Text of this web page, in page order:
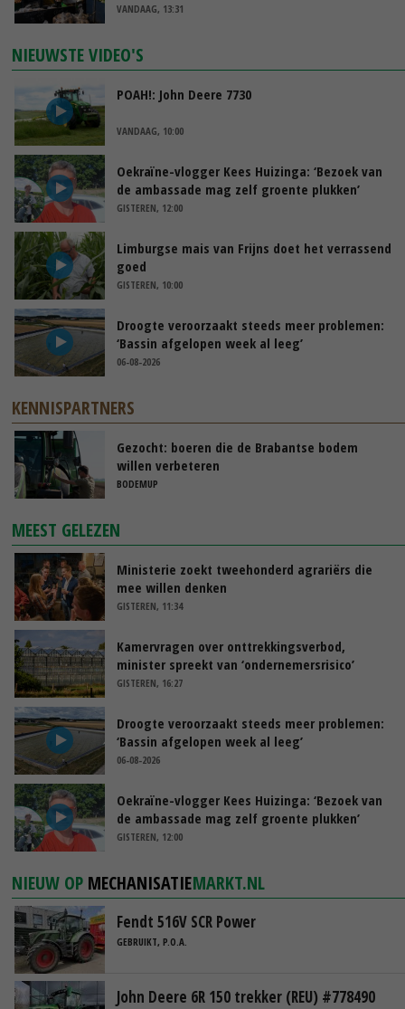
VANDAAG, 13:31
NIEUWSTE VIDEO'S
POAH!: John Deere 7730
VANDAAG, 10:00
Oekraïne-vlogger Kees Huizinga: ‘Bezoek van
de ambassade mag zelf groente plukken’
GISTEREN, 12:00
Limburgse mais van Frijns doet het verrassend
goed
GISTEREN, 10:00
Droogte veroorzaakt steeds meer problemen:
‘Bassin afgelopen week al leeg’
06-08-2026
KENNISPARTNERS
Gezocht: boeren die de Brabantse bodem
willen verbeteren
BODEMUP
MEEST GELEZEN
Ministerie zoekt tweehonderd agrariërs die
mee willen denken
GISTEREN, 11:34
Kamervragen over onttrekkingsverbod,
minister spreekt van ‘ondernemersrisico’
GISTEREN, 16:27
Droogte veroorzaakt steeds meer problemen:
‘Bassin afgelopen week al leeg’
06-08-2026
Oekraïne-vlogger Kees Huizinga: ‘Bezoek van
de ambassade mag zelf groente plukken’
GISTEREN, 12:00
NIEUW OP MECHANISATIEMARKT.NL
Fendt 516V SCR Power
GEBRUIKT, P.O.A.
John Deere 6R 150 trekker (REU) #778490